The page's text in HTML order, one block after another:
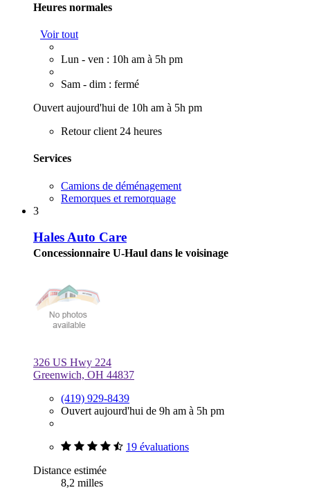
Heures normales
Voir tout
Lun - ven : 10h am à 5h pm
Sam - dim : fermé
Ouvert aujourd'hui de 10h am à 5h pm
Retour client 24 heures
Services
Camions de déménagement
Remorques et remorquage
3
Hales Auto Care
Concessionnaire U-Haul dans le voisinage
326 US Hwy 224
Greenwich, OH 44837
(419) 929-8439
Ouvert aujourd'hui de 9h am à 5h pm
19 évaluations
Distance estimée
8,2 milles